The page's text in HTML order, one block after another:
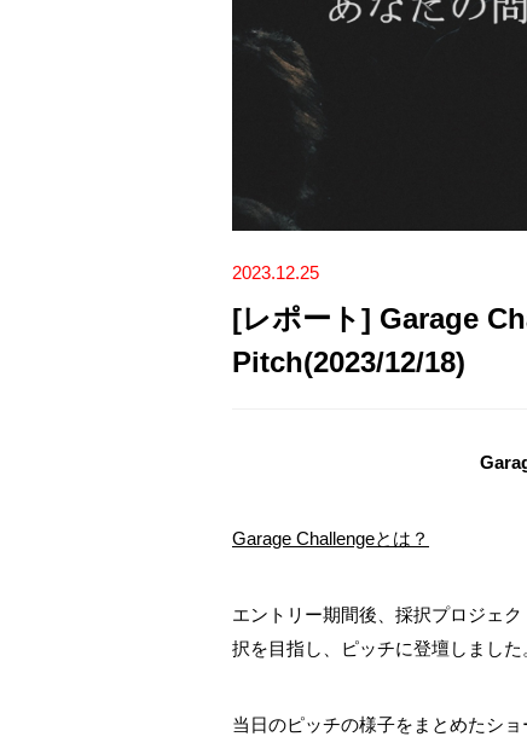
2023.12.25
[レポート] Garage
Pitch(2023/12/18)
Garage Challengeとは？
エントリー期間後、採択プロジェ
択を目指し、ピッチに登壇しました
当日のピッチの様子をまとめたショ